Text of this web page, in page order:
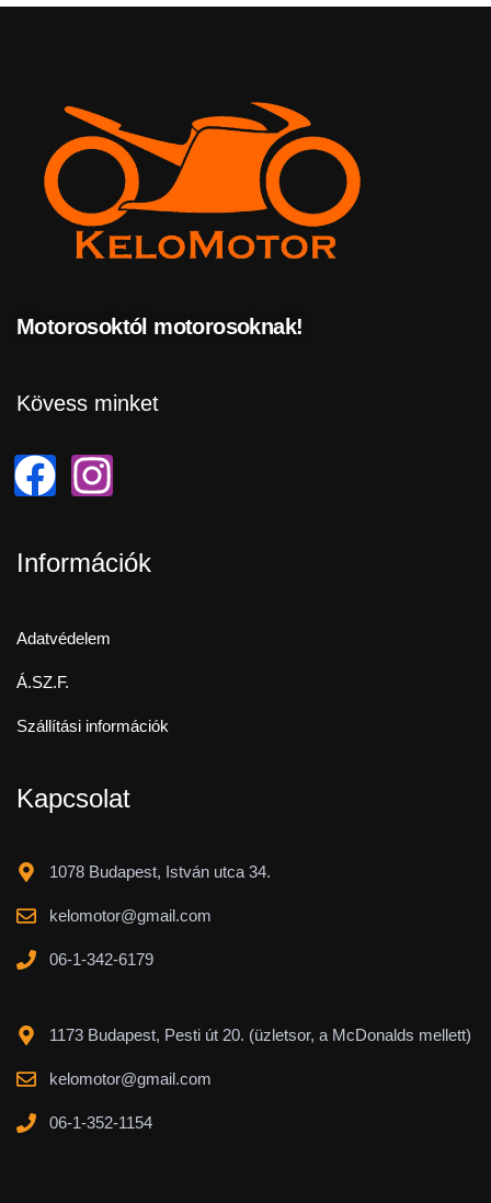
Motorosoktól motorosoknak!
Kövess minket
Információk
Adatvédelem
Á.SZ.F.
Szállítási információk
Kapcsolat
1078 Budapest, István utca 34.
kelomotor@gmail.com
06-1-342-6179
1173 Budapest, Pesti út 20. (üzletsor, a McDonalds mellett)
kelomotor@gmail.com
06-1-352-1154